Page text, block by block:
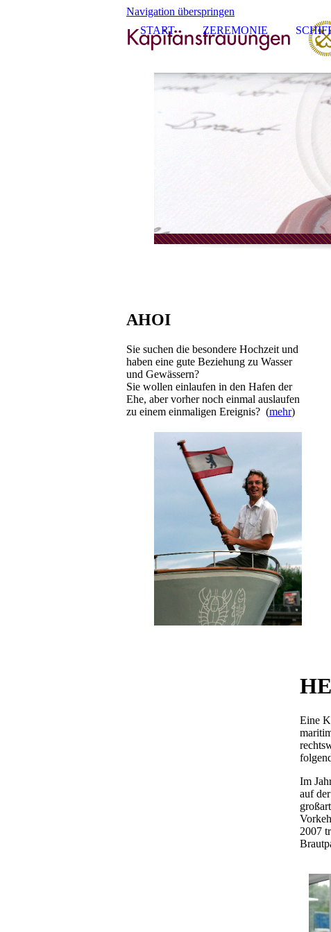
Navigation überspringen
START
ZEREMONIE
AHOI
Sie suchen die besondere Hochzeit und
haben eine gute Beziehung zu Wasser
und Gewässern?
Sie wollen einlaufen in den Hafen der
Ehe, aber vorher noch einmal auslaufen
zu einem einmaligen Ereignis? (mehr)
Eine
Im
auf
2007